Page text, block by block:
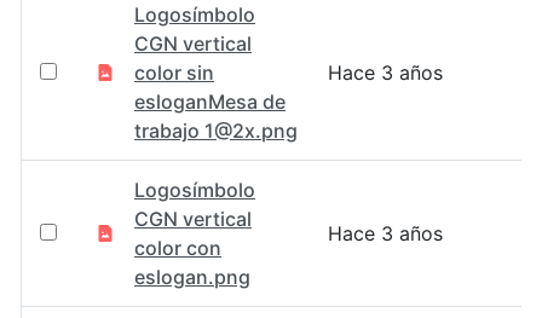
Logosímbolo
CGN vertical
color sin
esloganMesa de
trabajo 1@2x.png
Hace 3 años
Logosímbolo
CGN vertical
color con
eslogan.png
Hace 3 años